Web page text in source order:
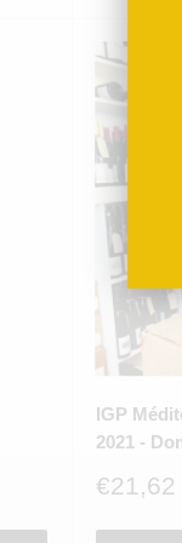
IGP
2021 -
Prix
€21,62